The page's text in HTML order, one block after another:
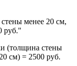
менее 20 см,
руб."
(толщина стены
см) = 2500 руб.